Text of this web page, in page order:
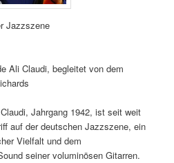
Jazzszene
Ali Claudi, begleitet von dem
Jahrgang 1942, ist seit weit
auf der deutschen Jazzszene, ein
Vielfalt und dem
seiner voluminösen Gitarren.